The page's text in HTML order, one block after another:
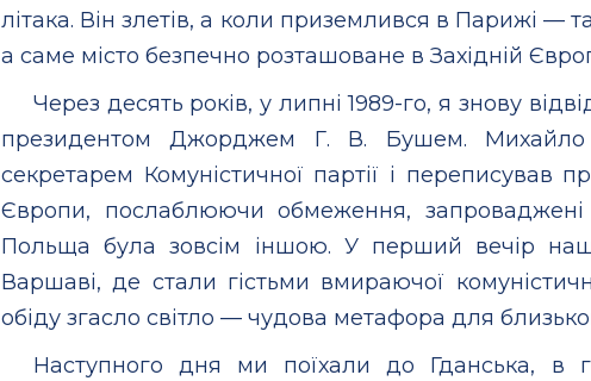
літака. Він злетів, а коли приземлився в Парижі
а саме місто безпечно розташоване в Західній
Через десять років, у липні 1989-го, я знову
президентом Джорджем Г. В. Бушем. Михайло
секретарем Комуністичної партії і переписував
Європи, послаблюючи обмеження,
Польща була зовсім іншою. У перший вечір
Варшаві, де стали гістьми вмираючої
обіду згасло світло — чудова метафора для
Наступного дня ми поїхали до Гданська, в